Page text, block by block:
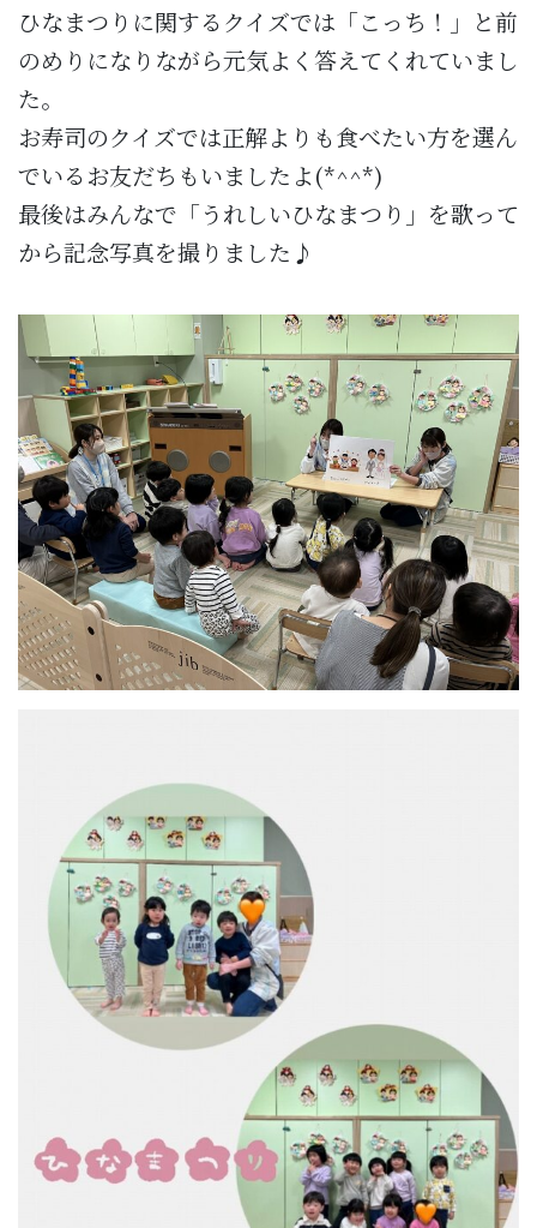
ひなまつりに関するクイズでは「こっち！」と前
のめりになりながら元気よく答えてくれていまし
た。
お寿司のクイズでは正解よりも食べたい方を選ん
でいるお友だちもいましたよ(*^^*)
最後はみんなで「うれしいひなまつり」を歌って
から記念写真を撮りました♪